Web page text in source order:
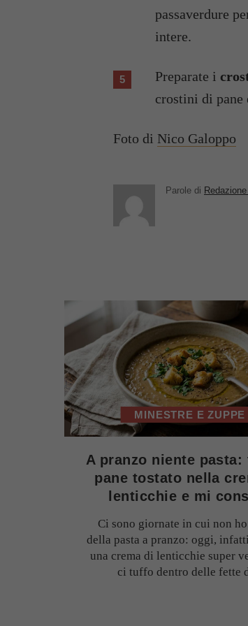
passaverdure
intere.
Preparate i
crostini di pane
Foto di Nico Galoppo
Parole di
MINESTRE E ZUPPE
A pranzo niente pasta:
pane tostato nella
lenticchie e mi
Ci sono giornate in cui non
della pasta a pranzo: oggi,
una crema di lenticchie super
ci tuffo dentro delle fette